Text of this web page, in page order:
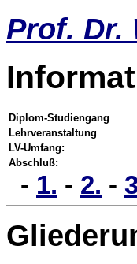
Prof. Dr.
Diplom-Studiengang
Lehrveranstaltung
LV-Umfang:
Abschluß:
- 1. - 2. -